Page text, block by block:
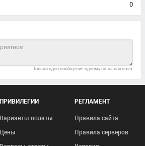
Только одно сообщение одному пользователю.
0
ПРИВИЛЕГИИ
Варианты оплаты
Цены
РЕГЛАМЕНТ
Правила сайта
Правила серверов